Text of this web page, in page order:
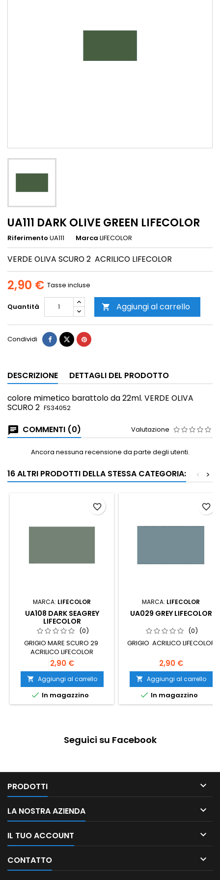
UA111 DARK OLIVE GREEN LIFECOLOR
Riferimento UA111 Marca LIFECOLOR
VERDE OLIVA SCURO 2 ACRILICO LIFECOLOR
2,90 € Tasse incluse
Quantità  Aggiungi al carrello
Condividi
DESCRIZIONE DETTAGLI DEL PRODOTTO
colore mimetico barattolo da 22ml. VERDE OLIVA
SCURO 2 FS34052
COMMENTI (0) Valutazione
Ancora nessuna recensione da parte degli utenti.
16 ALTRI PRODOTTI DELLA STESSA CATEGORIA: >
<
MARCA: LIFECOLOR
UA108 DARK SEAGREY
LIFECOLOR
(0)
GRIGIO MARE SCURO 29
ACRILICO LIFECOLOR
2,90 €
 Aggiungi al carrello
 In magazzino
favorite_border
MARCA: LIFECOLOR
UA029 GREY LIFECOLOR
(0)
GRIGIO ACRILICO LIFECOLOR
2,90 €
 Aggiungi al carrello
 In magazzino
favorite_border
Seguici su Facebook
PRODOTTI 
LA NOSTRA AZIENDA 
IL TUO ACCOUNT 
CONTATTO 